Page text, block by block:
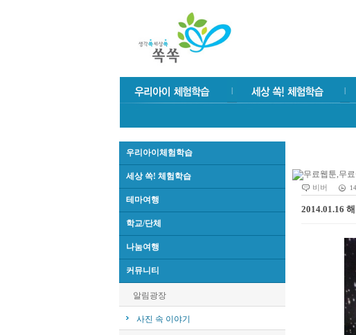
우리아이체험학습
세상 쏙! 체험학습
테마여행
학교/단체
나눔여행
커뮤니티
알림광장
사진 속 이야기
비버
2014.01.16